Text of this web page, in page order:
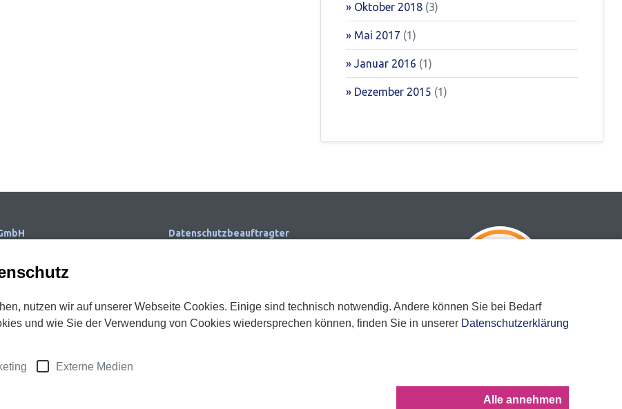
Oktober 2018 (3)
Mai 2017 (1)
Januar 2016 (1)
Dezember 2015 (1)
XING LinkedIn
Datenschutzbeauftragter
E-Mail:dsb.quadress@zb-datenschutz.com
nutzen wir auf unserer Webseite Cookies. Einige sind technisch notwendig. Andere können Sie bei Bedarf
und wie Sie der Verwendung von Cookies wiedersprechen können, finden Sie in unserer Datenschutzerklärung
Externe Medien
Alle annehmen